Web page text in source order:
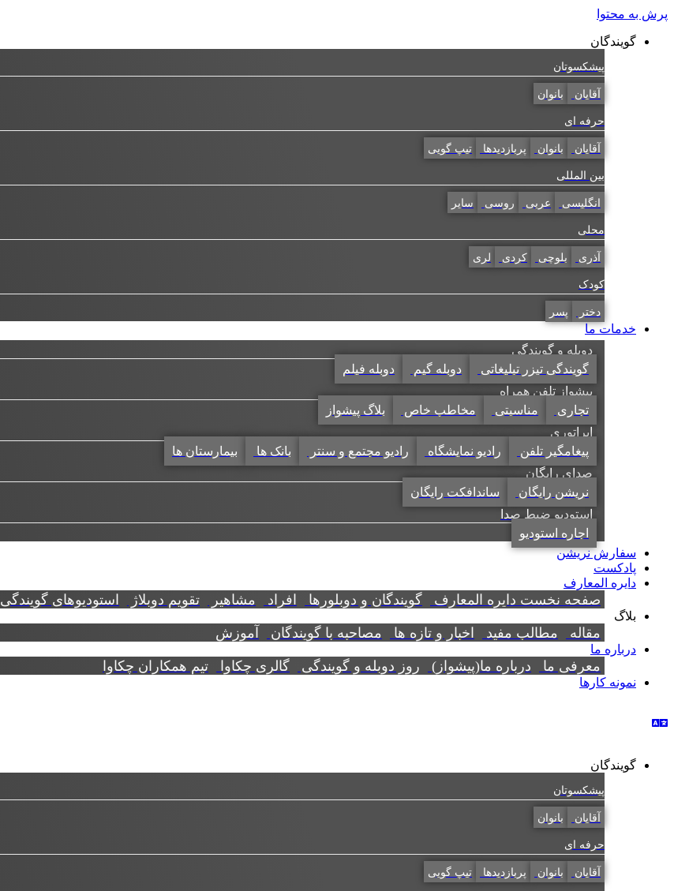
پرش به محتوا
گویندگان
پیشکسوتان
آقایان بانوان
حرفه ای
آقایان بانوان پربازدیدها تیپ گویی
بین المللی
انگلیسی عربی روسی سایر
محلی
آذری بلوچی کردی لری
کودک
دختر پسر
خدمات ما
دوبله و گویندگی
گویندگی تیزر تبلیغاتی
دوبله گیم
دوبله فیلم
پیشواز تلفن همراه
تجاری
مناسبتی مخاطب خاص
بلاگ پیشواز
اپراتوری
پیغامگیر تلفن
رادیو نمایشگاه رادیو مجتمع و سنتر بانک ها
بیمارستان ها
صدای رایگان
نریشن رایگان
ساندافکت رایگان
استودیو ضبط صدا
اجاره استودیو
سفارش نریشن
پادکست
دایره المعارف
صفحه نخست دایره المعارف گویندگان و دوبلورها افراد مشاهیر تقویم دوبلاژ استودیوهای گویندگی
بلاگ
مقاله مطالب مفید اخبار و تازه ها مصاحبه با گویندگان آموزش
درباره ما
معرفی ما درباره ما(پیشواز) روز دوبله و گویندگی گالری چکاوا تیم همکاران چکاوا
نمونه کارها
گویندگان
پیشکسوتان
آقایان بانوان
حرفه ای
آقایان بانوان پربازدیدها تیپ گویی